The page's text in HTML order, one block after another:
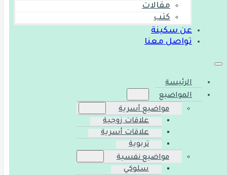
مقالات
كتب
عن سكينة
تواصل معنا
الرئيسة
المواضيع
مواضيع أسرية
علاقات زوجية
علاقات أسرية
تربوية
مواضيع نفسية
سلوكي